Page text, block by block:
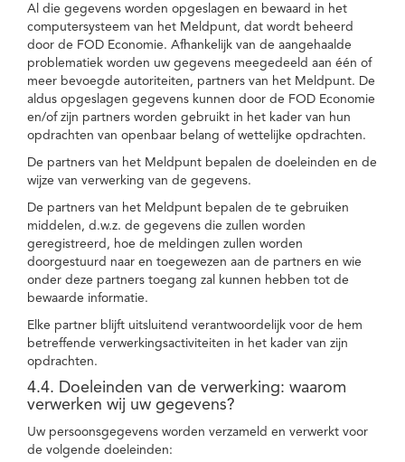
Al die gegevens worden opgeslagen en bewaard in het
computersysteem van het Meldpunt, dat wordt beheerd
door de FOD Economie. Afhankelijk van de aangehaalde
problematiek worden uw gegevens meegedeeld aan één of
meer bevoegde autoriteiten, partners van het Meldpunt. De
aldus opgeslagen gegevens kunnen door de FOD Economie
en/of zijn partners worden gebruikt in het kader van hun
opdrachten van openbaar belang of wettelijke opdrachten.
De partners van het Meldpunt bepalen de doeleinden en de
wijze van verwerking van de gegevens.
De partners van het Meldpunt bepalen de te gebruiken
middelen, d.w.z. de gegevens die zullen worden
geregistreerd, hoe de meldingen zullen worden
doorgestuurd naar en toegewezen aan de partners en wie
onder deze partners toegang zal kunnen hebben tot de
bewaarde informatie.
Elke partner blijft uitsluitend verantwoordelijk voor de hem
betreffende verwerkingsactiviteiten in het kader van zijn
opdrachten.
4.4. Doeleinden van de verwerking: waarom
verwerken wij uw gegevens?
Uw persoonsgegevens worden verzameld en verwerkt voor
de volgende doeleinden: